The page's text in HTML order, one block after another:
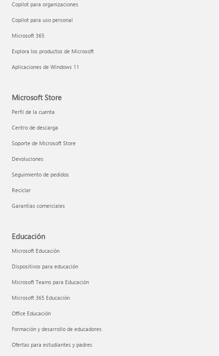
Copilot para organizaciones
Copilot para uso personal
Microsoft 365
Explora los productos de Microsoft
Aplicaciones de Windows 11
Microsoft Store
Perfil de la cuenta
Centro de descarga
Soporte de Microsoft Store
Devoluciones
Seguimiento de pedidos
Reciclar
Garantías comerciales
Educación
Microsoft Educación
Dispositivos para educación
Microsoft Teams para Educación
Microsoft 365 Educación
Office Educación
Formación y desarrollo de educadores
Ofertas para estudiantes y padres